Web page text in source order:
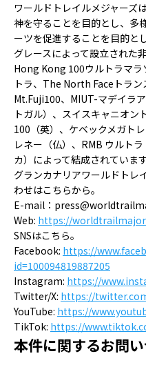
ワールドトレイルメジャーズ
神を守ることを目的とし、多
ーツを促進することを目的と
グレースによって設立された
Hong Kong 100ウルトラマラ
トラ、The North Faceトラン
Mt.Fuji100、MIUT-マデイラ
トガル）、スイスキャニオン
100（英）、ケベックメガト
レネー（仏）、RMB ウルト
カ）によって結成されています
グランカナリアワールドトレ
わせはこちらから。
E-mail：
Web: https://
SNSはこちら。
Facebook: https://
id=100094819887205
Instagram: https://
Twitter/X: https://
YouTube: https://
TikTok: https://
本件に関するお問